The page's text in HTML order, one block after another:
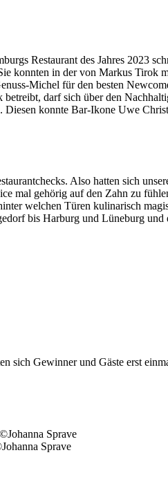
Restaurant des Jahres 2023
konnten in der von Markus Tirok
Michel für den besten
darf sich über den
konnte Bar-Ikone Uwe
Also hatten sich
mal gehörig auf den Zahn zu
welchen Türen kulinarisch
bis Harburg und Lüneburg und
sich Gewinner und Gäste erst
Sprave